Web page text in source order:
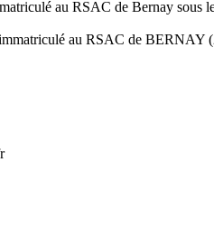
au RSAC de Bernay sous
au RSAC de BERNAY